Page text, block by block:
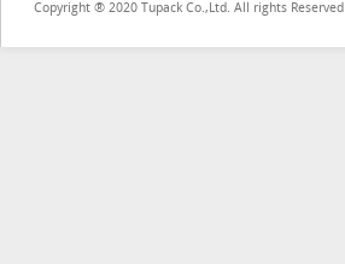
Copyright ® 2020 Tupack Co.,Ltd. All rights Reserved